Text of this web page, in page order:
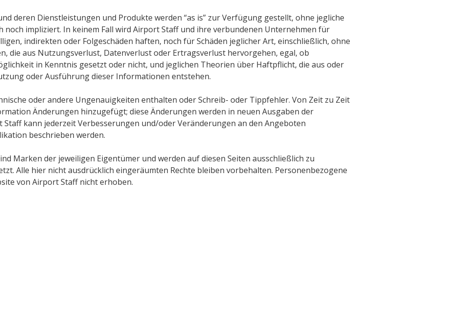
deren Dienstleistungen und Produkte werden “as is” zur Verfügung gestellt, ohne jegliche
noch impliziert. In keinem Fall wird Airport Staff und ihre verbundenen Unternehmen für
indirekten oder Folgeschäden haften, noch für Schäden jeglicher Art, einschließlich, ohne
die aus Nutzungsverlust, Datenverlust oder Ertragsverlust hervorgehen, egal, ob
in Kenntnis gesetzt oder nicht, und jeglichen Theorien über Haftpflicht, die aus oder
oder Ausführung dieser Informationen entstehen.
oder andere Ungenauigkeiten enthalten oder Schreib- oder Tippfehler. Von Zeit zu Zeit
Änderungen hinzugefügt; diese Änderungen werden in neuen Ausgaben der
kann jederzeit Verbesserungen und/oder Veränderungen an den Angeboten
beschrieben werden.
Marken der jeweiligen Eigentümer und werden auf diesen Seiten ausschließlich zu
Alle hier nicht ausdrücklich eingeräumten Rechte bleiben vorbehalten. Personenbezogene
von Airport Staff nicht erhoben.